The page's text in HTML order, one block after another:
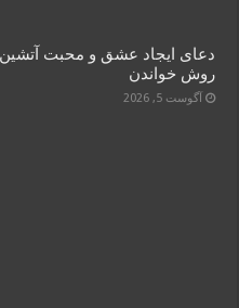
دعای ایجاد عشق و محبت
روش خواندن
آگوست 5, 2026